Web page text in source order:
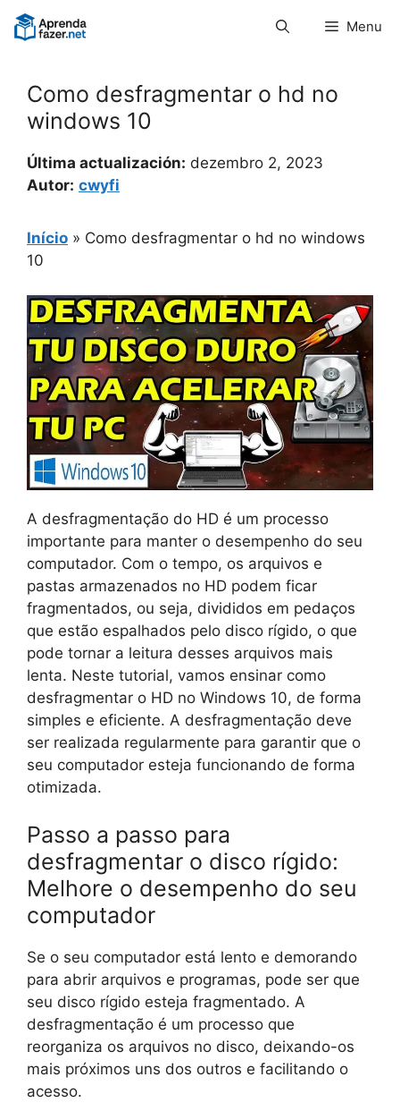
Pular
para
Menu
Como desfragmentar o hd no
windows 10
Última actualización: dezembro 2, 2023
Autor: cwyfi
Início » Como desfragmentar o hd no windows
10
A desfragmentação do HD é um processo
importante para manter o desempenho do seu
computador. Com o tempo, os arquivos e
pastas armazenados no HD podem ficar
fragmentados, ou seja, divididos em pedaços
que estão espalhados pelo disco rígido, o que
pode tornar a leitura desses arquivos mais
lenta. Neste tutorial, vamos ensinar como
desfragmentar o HD no Windows 10, de forma
simples e eficiente. A desfragmentação deve
ser realizada regularmente para garantir que o
seu computador esteja funcionando de forma
otimizada.
Passo a passo para
desfragmentar o disco rígido:
Melhore o desempenho do seu
computador
Se o seu computador está lento e demorando
para abrir arquivos e programas, pode ser que
seu disco rígido esteja fragmentado. A
desfragmentação é um processo que
reorganiza os arquivos no disco, deixando-os
mais próximos uns dos outros e facilitando o
acesso.